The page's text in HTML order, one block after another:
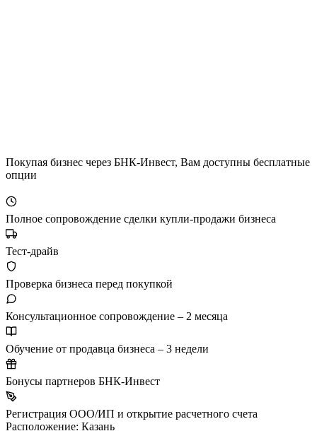
Покупая бизнес через БНК-Инвест, Вам доступны бесплатные
опции
Полное сопровождение сделки купли-продажи бизнеса
Тест-драйв
Проверка бизнеса перед покупкой
Консультационное сопровождение – 2 месяца
Обучение от продавца бизнеса – 3 недели
Бонусы партнеров БНК-Инвест
Регистрация ООО/ИП и открытие расчетного счета
Расположение: Казань